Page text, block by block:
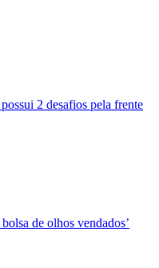
2 desafios pela frente
de olhos vendados’